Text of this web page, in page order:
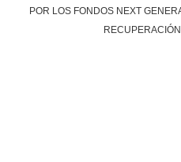
POR LOS FONDOS NEXT